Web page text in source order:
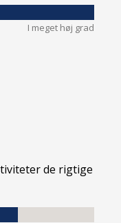
I meget høj grad
de rigtige